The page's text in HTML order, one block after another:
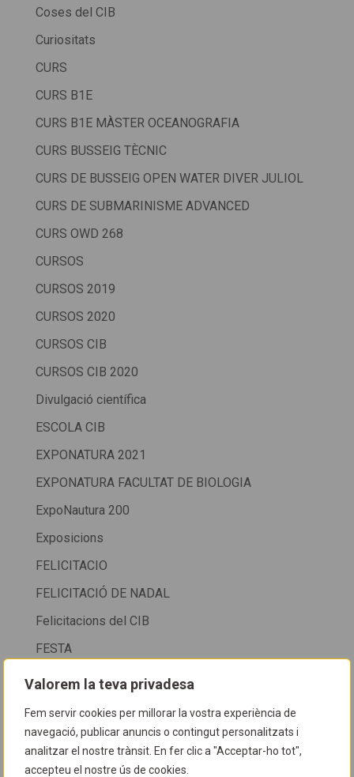
Valorem la teva privadesa
Fem servir cookies per millorar la vostra experiència de
navegació, publicar anuncis o contingut personalitzats i
analitzar el nostre trànsit. En fer clic a "Acceptar-ho tot",
accepteu el nostre ús de cookies.
Coses del CIB
Curiositats
CURS
CURS B1E
CURS B1E MÀSTER OCEANOGRAFIA
CURS BUSSEIG TÈCNIC
CURS DE BUSSEIG OPEN WATER DIVER JULIOL
CURS DE SUBMARINISME ADVANCED
CURS OWD 268
CURSOS
CURSOS 2019
CURSOS 2020
CURSOS CIB
CURSOS CIB 2020
Divulgació científica
ESCOLA CIB
EXPONATURA 2021
EXPONATURA FACULTAT DE BIOLOGIA
ExpoNautura 200
Exposicions
FELICITACIO
FELICITACIÓ DE NADAL
Felicitacions del CIB
FESTA
FESTA CIB
FESTA CIB 2013
FESTA CIB 2015